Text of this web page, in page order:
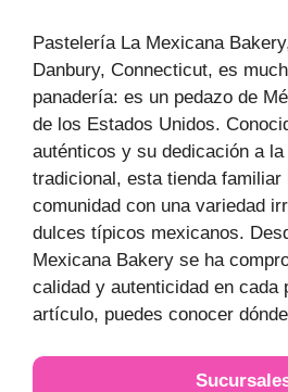
Pastelería La Mexicana
Danbury, Connecticut, es
panadería: es un pedazo de
de los Estados Unidos.
auténticos y su dedicación a
tradicional, esta tienda familiar
comunidad con una variedad
dulces típicos mexicanos.
Mexicana Bakery se ha
calidad y autenticidad en cada
artículo, puedes conocer